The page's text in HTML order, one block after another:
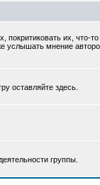
покритиковать их, что-
услышать мнение
оставляйте здесь.
группы.